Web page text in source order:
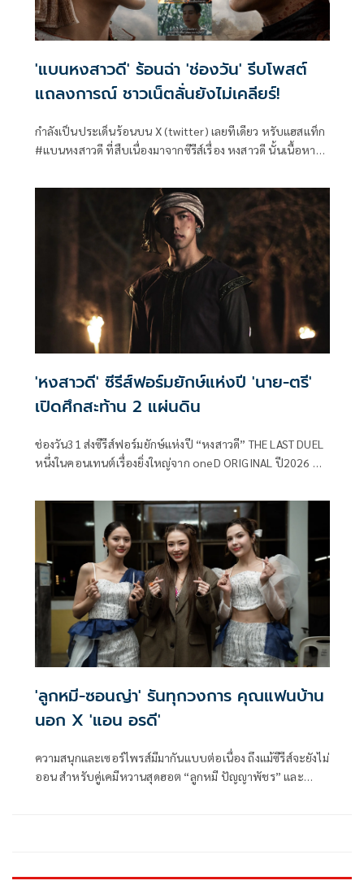
'แบนหงสาวดี' ร้อนฉ่า 'ช่องวัน' รีบโพสต์
แถลงการณ์ ชาวเน็ตลั่นยังไม่เคลียร์!
กำลังเป็นประเด็นร้อนบน X (twitter) เลยทีเดียว หรับแฮสแท็ก
#แบนหงสาวดี ที่สืบเนื่องมาจากซีรีส์เรื่อง หงสาวดี นั้นเนื้อหา
ท่านหนึ่ง ทำเอาชาวเน็ตตั้งคำถามว่าเป็นการดัดแปลงหรือลอก
เลียนแบบมาหรือไม่ ทำเอาช่องวันต้องออกแถลงการณ์ด่วน
'หงสาวดี' ซีรีส์ฟอร์มยักษ์แห่งปี 'นาย-ตรี'
เปิดศึกสะท้าน 2 แผ่นดิน
ช่องวัน31 ส่งซีรีส์ฟอร์มยักษ์แห่งปี “หงสาวดี” THE LAST DUEL
หนึ่งในคอนเทนต์เรื่องยิ่งใหญ่จาก oneD ORIGINAL ปี2026 ที่
ประเทศชาติ จะตัดขาดสายสัมพันธ์ของพี่น้อง” ก่อเกิดเป็น
สงครามยุทธหัตถีระหว่างสองแผ่นดินที่ยิ่งใหญ่ที่สุดใน
ประวัติศาสตร์
'ลูกหมี-ซอนญ่า' รันทุกวงการ คุณแฟนบ้าน
นอก X 'แอน อรดี'
ความสนุกและเซอร์ไพรส์มีมากันแบบต่อเนื่อง ถึงแม้ซีรีส์จะยังไม่
ออน สำหรับคู่เคมีหวานสุดฮอต “ลูกหมี ปัญญาพัชร” และ